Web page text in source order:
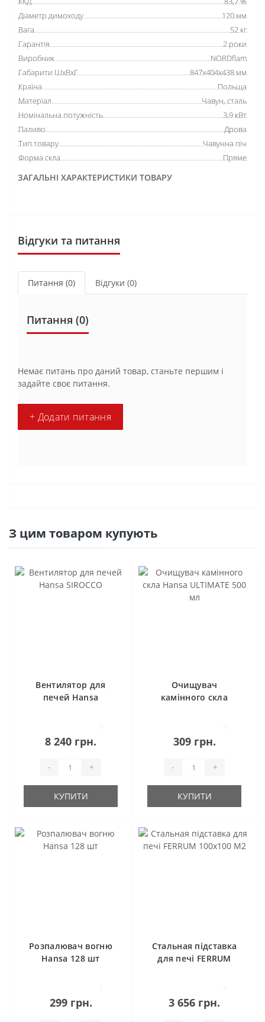
ЗАГАЛЬНІ ХАРАКТЕРИСТИКИ ТОВАРУ
Діаметр димоходу
120 мм
Вага
52 кг
Гарантія
2 роки
Виробник
NORDflam
Габарити ШхВхГ
847х404х438 мм
Країна
Польща
Матеріал
Чавун, сталь
Номінальна потужність
3,9 кВт
Паливо
Дрова
Тип товару
Чавунна піч
Форма скла
Пряме
Відгуки та питання
Питання (0) Відгуки (0)
Питання (0)
Немає питань про даний товар, станьте першим і
задайте своє питання.
+ Додати питання
З цим товаром купують
Вентилятор для
печей Hansa
8 240 грн.
- +
КУПИТИ
Очищувач
камінного скла
309 грн.
- +
КУПИТИ
Розпалювач вогню
Hansa 128 шт
299 грн.
Стальная підставка
для печі FERRUM
3 656 грн.